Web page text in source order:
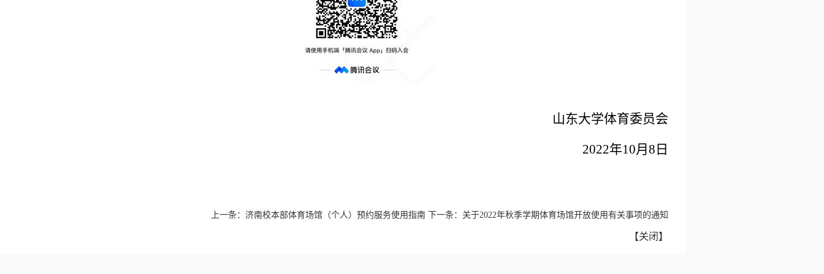
山东大学体育委员会
2022年10月 8 日
上一条： 济南校本部体育场馆（个人）预约服务使用指南 下一条： 关于2022年秋季学期体育场馆开放使用有关事项的通知
【关闭 】